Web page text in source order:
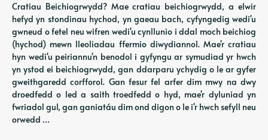
Cratiau Beichiogrwydd? Mae cratiau beichiogrwydd, a elwir
hefyd yn stondinau hychod, yn gaeau bach, cyfyngedig wedi'u
gwneud o fetel neu wifren wedi'u cynllunio i ddal moch beichiog
(hychod) mewn lleoliadau ffermio diwydiannol. Mae'r cratiau
hyn wedi'u peiriannu'n benodol i gyfyngu ar symudiad yr hwch
yn ystod ei beichiogrwydd, gan ddarparu ychydig o le ar gyfer
gweithgaredd corfforol. Gan fesur fel arfer dim mwy na dwy
droedfedd o led a saith troedfedd o hyd, mae'r dyluniad yn
fwriadol gul, gan ganiatáu dim ond digon o le i'r hwch sefyll neu
orwedd …